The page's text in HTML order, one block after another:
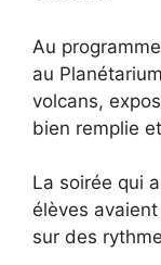
Au
au
volcans,
bien remplie
La soirée qui
élèves
sur des